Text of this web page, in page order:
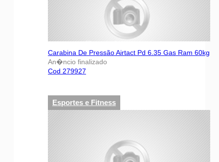
Carabina De Pressão Airtact Pd 6.35 Gas Ram 60kg
An�ncio finalizado
Cod 279927
Esportes e Fitness